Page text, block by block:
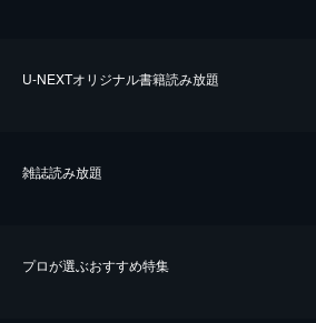
U-NEXTオリジナル書籍読み放題
雑誌読み放題
プロが選ぶおすすめ特集